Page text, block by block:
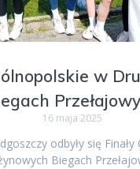
w
16 maja 2025
odbyły się
Biegach